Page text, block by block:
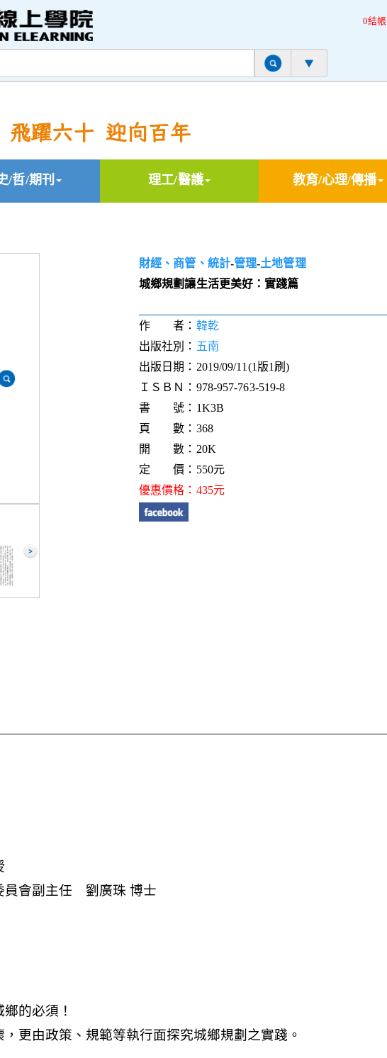
0結帳
飛躍六十 迎向百年
/哲/期刊 理工/醫護 教育/心理/傳播
財經、商管、統計-管理-土地管理
城鄉規劃讓生活更美好：實踐篇
作 者： 韓乾
出版社別： 五南
出版日期：2019/09/11(1版1刷)
ＩＳＢＮ：978-957-763-519-8
書 號：1K3B
頁 數：368
開 數：20K
定 價：550元
優惠價格：435元